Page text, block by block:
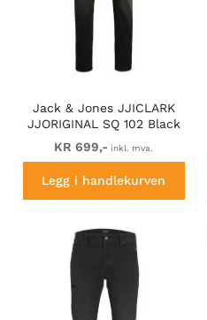
Jack & Jones JJICLARK
JJORIGINAL SQ 102 Black
Denim
KR 699,- inkl. mva.
Legg i handlekurven